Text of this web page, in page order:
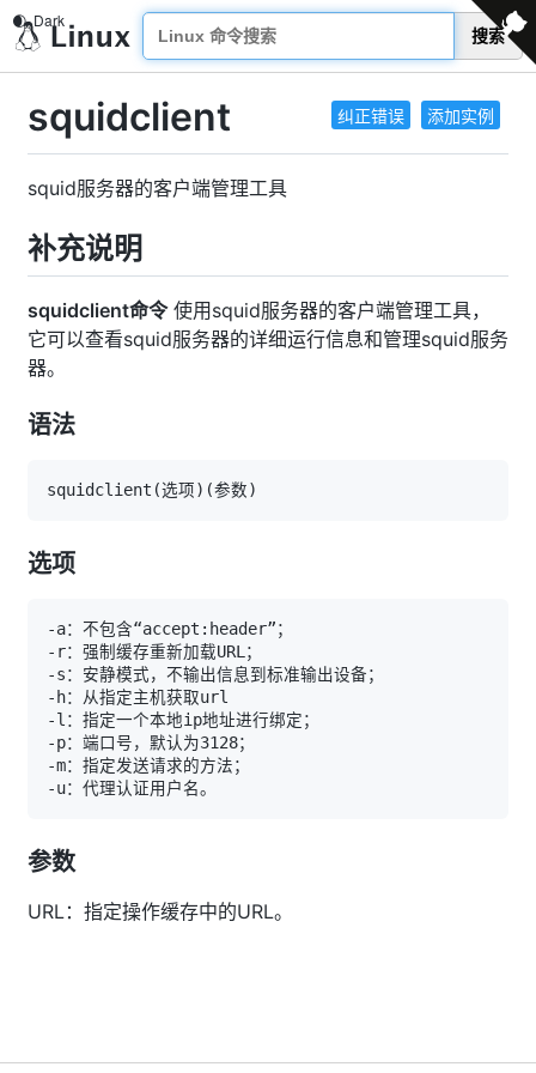
搜索
纠正错误 添加实例
squidclient
squid服务器的客户端管理工具
补充说明
squidclient命令使用squid服务器的客户端管理工具，
它可以查看squid服务器的详细运行信息和管理squid服务
器。
语法
squidclient (选项) (参数)
选项
参数
URL：指定操作缓存中的URL。